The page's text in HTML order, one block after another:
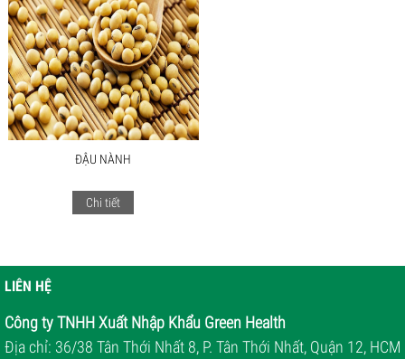
ĐẬU NÀNH
Chi tiết
LIÊN HỆ
Công ty TNHH Xuất Nhập Khẩu Green Health
Địa chỉ: 36/38 Tân Thới Nhất 8, P. Tân Thới Nhất, Quận 12, HCM